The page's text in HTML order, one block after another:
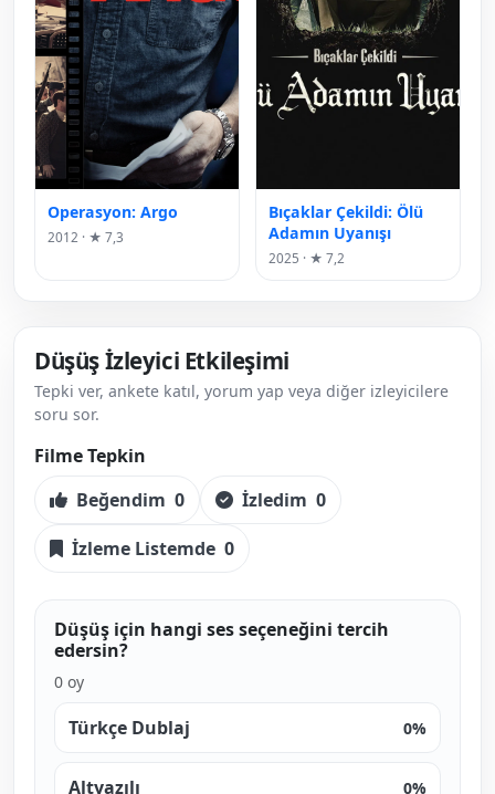
Operasyon: Argo
2012 · ★ 7,3
Bıçaklar Çekildi: Ölü
Adamın Uyanışı
2025 · ★ 7,2
Düşüş İzleyici Etkileşimi
Tepki ver, ankete katıl, yorum yap veya diğer izleyicilere
soru sor.
Filme Tepkin
Beğendim 0 İzledim 0
İzleme Listemde 0
Düşüş için hangi ses seçeneğini tercih
edersin?
0 oy
Türkçe Dublaj 0%
Altyazılı 0%